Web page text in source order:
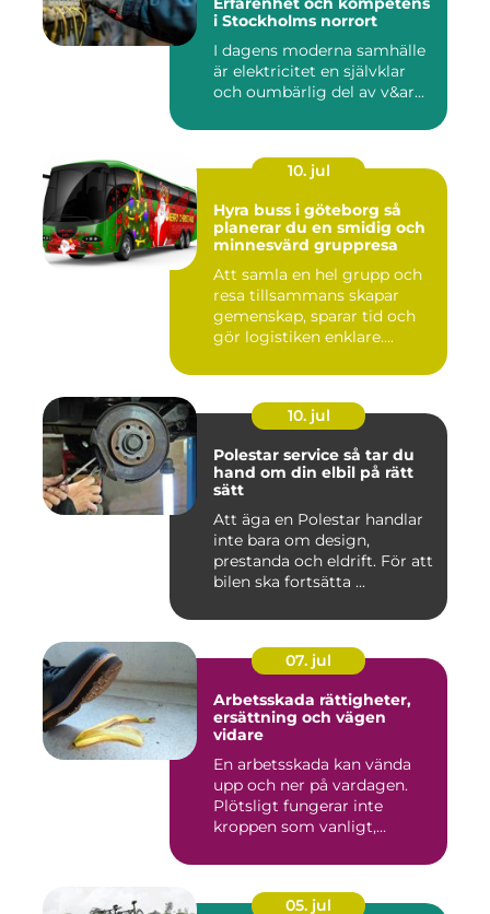
i Stockholms norrort
I dagens moderna samhälle
är elektricitet en självklar
och oumbärlig del av v&ar...
10. jul
Hyra buss i göteborg så
planerar du en smidig och
minnesvärd gruppresa
Att samla en hel grupp och
resa tillsammans skapar
gemenskap, sparar tid och
gör logistiken enklare....
10. jul
Polestar service så tar du
hand om din elbil på rätt
sätt
Att äga en Polestar handlar
inte bara om design,
prestanda och eldrift. För att
bilen ska fortsätta ...
07. jul
Arbetsskada rättigheter,
ersättning och vägen
vidare
En arbetsskada kan vända
upp och ner på vardagen.
Plötsligt fungerar inte
kroppen som vanligt,
05. jul